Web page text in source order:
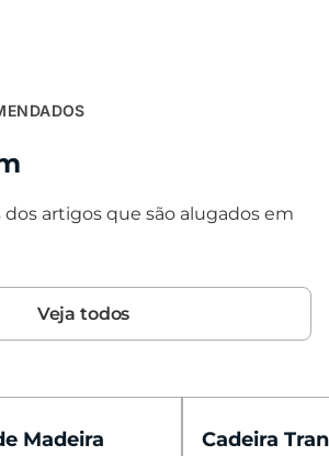
dos artigos que são alugados em
Veja todos
Madeira
Cadeira